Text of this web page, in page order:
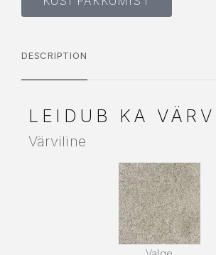
DESCRIPTION
LEIDUB KA
Värviline